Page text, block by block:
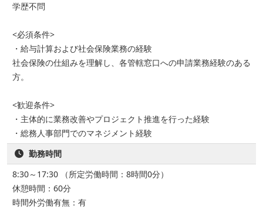
学歴不問
<必須条件>
・給与計算および社会保険業務の経験
社会保険の仕組みを理解し、各管轄窓口への申請業務経験のある
方。
<歓迎条件>
・主体的に業務改善やプロジェクト推進を行った経験
・総務人事部門でのマネジメント経験
勤務時間
8:30～17:30 （所定労働時間：8時間0分）
休憩時間：60分
時間外労働有無：有